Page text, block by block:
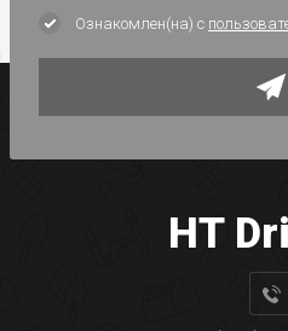
Ознакомлен(на) с
HT